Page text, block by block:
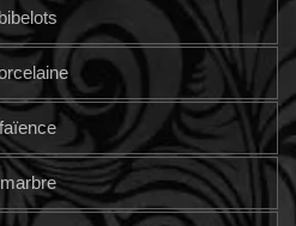
bibelots
faïence
marbre